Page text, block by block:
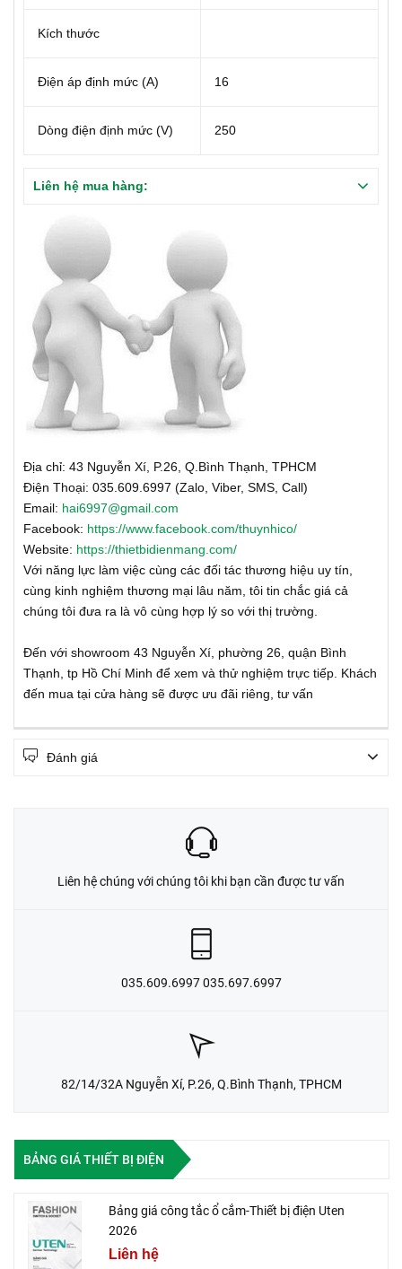
Kích thước
Điện áp định mức (A) 16
Dòng điện định mức (V) 250
Liên hệ mua hàng:
Địa chỉ: 43 Nguyễn Xí, P.26, Q.Bình Thạnh, TPHCM
Điện Thoại: 035.609.6997 (Zalo, Viber, SMS, Call)
Email: hai6997@gmail.com
Facebook: https://www.facebook.com/thuynhico/
Website: https://thietbidienmang.com/
Với năng lực làm việc cùng các đối tác thương hiệu uy tín,
cùng kinh nghiệm thương mại lâu năm, tôi tin chắc giá cả
chúng tôi đưa ra là vô cùng hợp lý so với thị trường.
Đến với showroom 43 Nguyễn Xí, phường 26, quận Bình
Thạnh, tp Hồ Chí Minh để xem và thử nghiệm trực tiếp. Khách
đến mua tại cửa hàng sẽ được ưu đãi riêng, tư vấn
Đánh giá
Liên hệ chúng với chúng tôi khi bạn cần được tư vấn
035.609.6997 035.697.6997
82/14/32A Nguyễn Xí, P.26, Q.Bình Thạnh, TPHCM
BẢNG GIÁ THIẾT BỊ ĐIỆN
Bảng giá công tắc ổ cắm-Thiết bị điện Uten
2026
Liên hệ